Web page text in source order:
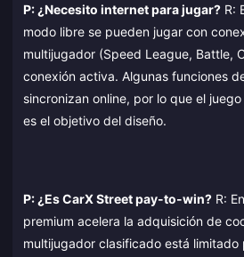
P: ¿Necesito internet para jugar? R:
modo libre se pueden jugar con
multijugador (Speed League, Battle,
conexión activa. Algunas funciones
sincronizan online, por lo que el
es el objetivo del diseño.
P: ¿Es CarX Street pay-to-win? R:
premium acelera la adquisición de
multijugador clasificado está limitado